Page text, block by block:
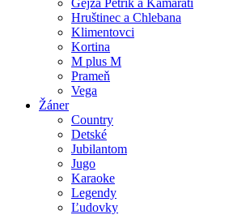
Gejza Petrík a Kamaráti
Hruštinec a Chlebana
Klimentovci
Kortina
M plus M
Prameň
Vega
Žáner
Country
Detské
Jubilantom
Jugo
Karaoke
Legendy
Ľudovky